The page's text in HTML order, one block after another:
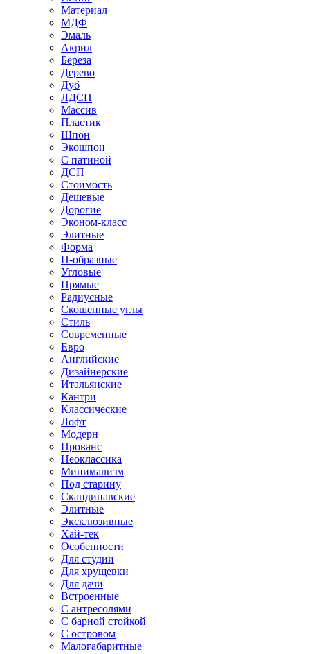
Материал
МДФ
Эмаль
Акрил
Береза
Дерево
Дуб
ЛДСП
Массив
Пластик
Шпон
Экошпон
С патиной
ДСП
Стоимость
Дешевые
Дорогие
Эконом-класс
Элитные
Форма
П-образные
Угловые
Прямые
Радиусные
Скошенные углы
Стиль
Современные
Евро
Английские
Дизайнерские
Итальянские
Кантри
Классические
Лофт
Модерн
Прованс
Неоклассика
Минимализм
Под старину
Скандинавские
Элитные
Эксклюзивные
Хай-тек
Особенности
Для студии
Для хрущевки
Для дачи
Встроенные
С антресолями
С барной стойкой
С островом
Малогабаритные